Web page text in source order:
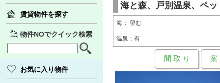
賃貸物件を探す
物件NOでクイック検索
お気に入り物件
海と森、戸別温泉、ペッ
海： 望む
温泉：有
間 取 り 案